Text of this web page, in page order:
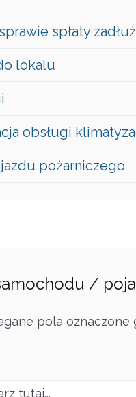
spłaty
lokalu
obsługi
pożarniczego
/
pola oznaczone